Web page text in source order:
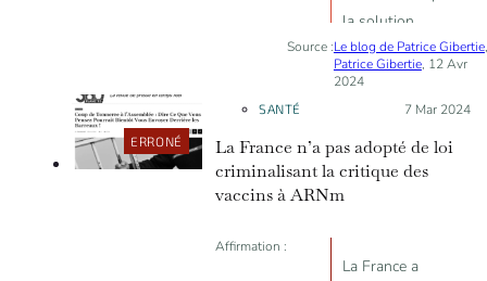
la solution
miracle (ajout
de
pseudouridine)
industriellement
le Pfizer et Le
Source :Le blog de Patrice Gibertie,
Patrice Gibertie, 12 Avr
2024
ERRONÉ
SANTÉ Posté le :
7 Mar 2024
La France n’a pas adopté de loi
criminalisant la critique des
vaccins à ARNm
Affirmation :
La France a